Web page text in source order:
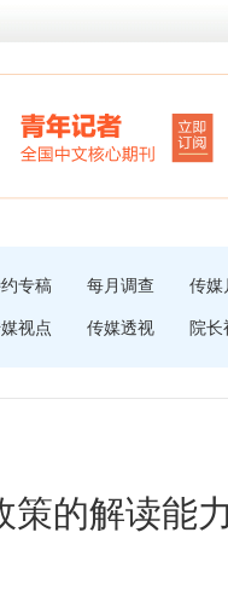
专稿 每月调查 传媒
视点 传媒透视 院长
策的解读能